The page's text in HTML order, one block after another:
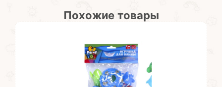
Похожие товары